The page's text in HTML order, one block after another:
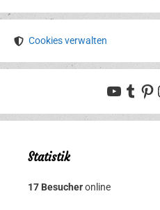
Cookies verwalten
Statistik
17 Besucheronline